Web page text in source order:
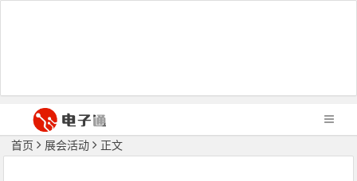
首页 展会活动 正文